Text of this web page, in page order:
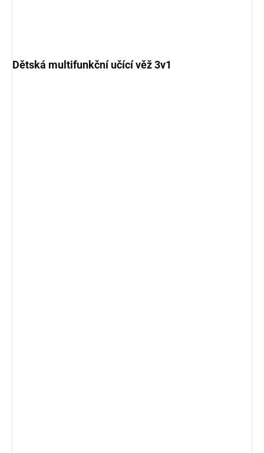
Dětská multifunkční učící věž 3v1